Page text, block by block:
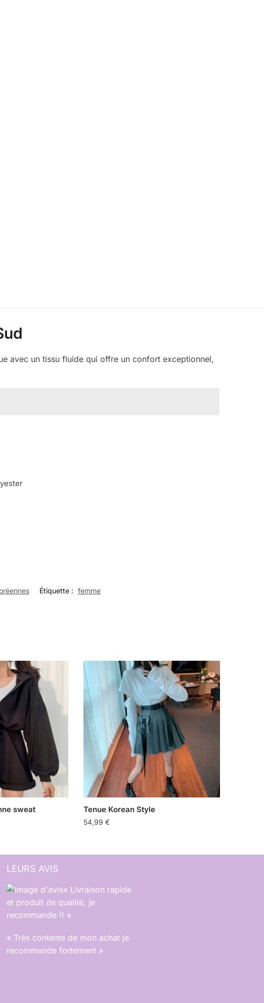
avec un tissu fluide qui offre un confort exceptionnel,
Étiquette : femme
sweat Tenue Korean Style
54,99 €
LEURS AVIS
« Livraison rapide
et produit de qualité, je
recommande !! »
« Très contente de mon achat je
recommande fortement »